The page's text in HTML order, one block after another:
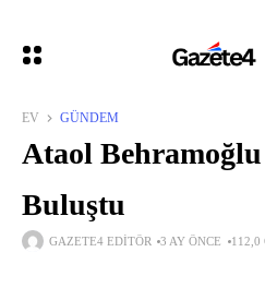
EV GÜNDEM
Ataol
Buluştu
GAZETE4 EDITÖR 3 AY ÖNCE 112,0